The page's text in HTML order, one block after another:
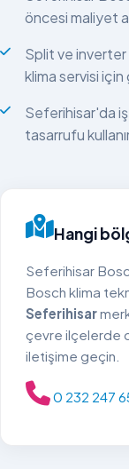
öncesi maliyet
Split ve
klima servisi
Seferihisar'da
tasarrufu
Hangi
Seferihisar
Bosch klima
Seferihisar
çevre ilçelerde
iletişime geçin.
0 232 247